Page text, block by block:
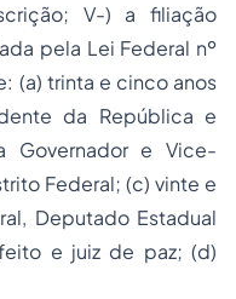
V-) a filiação
pela Lei Federal nº
(a) trinta e cinco anos
da República e
Governador e Vice-
Federal; (c) vinte e
Deputado Estadual
e juiz de paz; (d)